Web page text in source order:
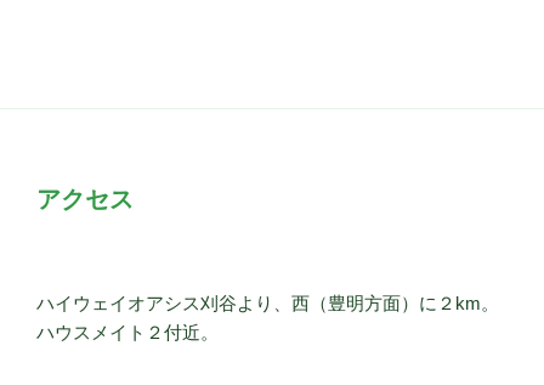
アクセス
ハイウェイオアシス刈谷より、西（豊明方面）に２km。
ハウスメイト２付近。